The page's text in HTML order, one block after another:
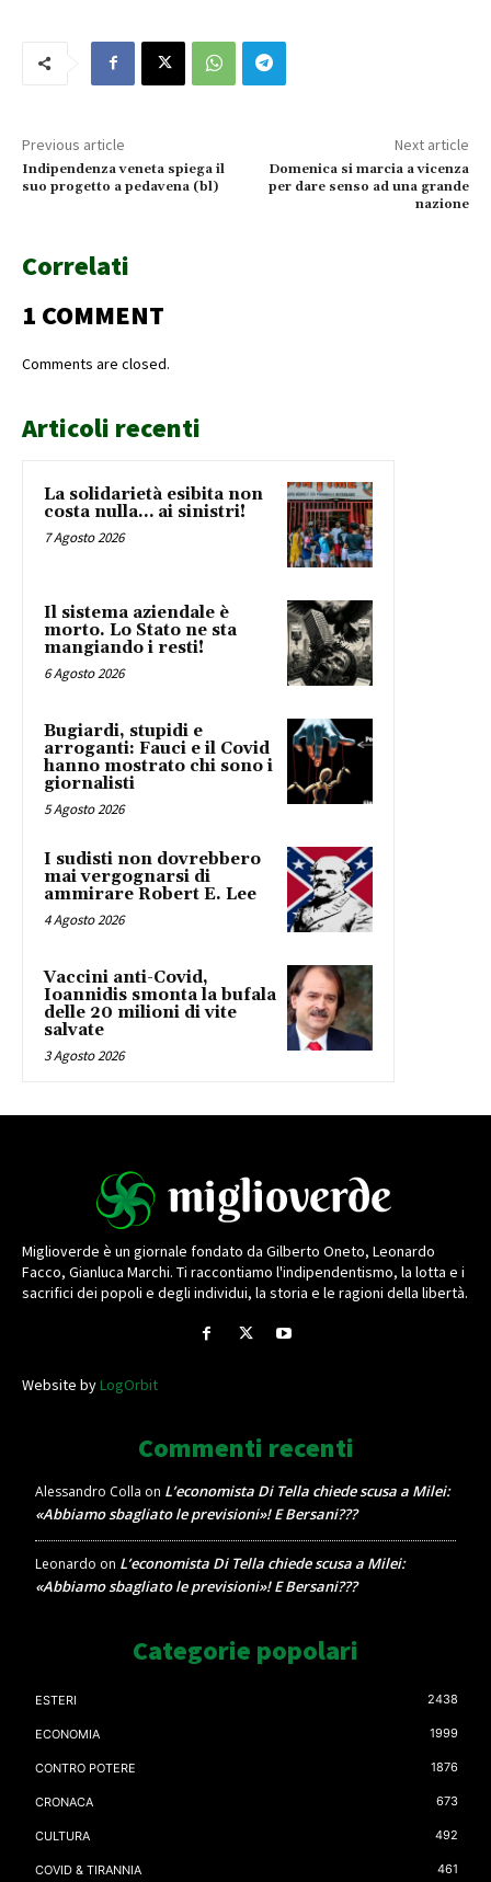
Previous article
Indipendenza veneta spiega il
suo progetto a pedavena (bl)
Next article
Domenica si marcia a vicenza
per dare senso ad una grande
nazione
Correlati
1 COMMENT
Comments are closed.
Articoli recenti
La solidarietà esibita non
costa nulla… ai sinistri!
7 Agosto 2026
Il sistema aziendale è
morto. Lo Stato ne sta
mangiando i resti!
6 Agosto 2026
Bugiardi, stupidi e
arroganti: Fauci e il Covid
hanno mostrato chi sono i
giornalisti
5 Agosto 2026
I sudisti non dovrebbero
mai vergognarsi di
ammirare Robert E. Lee
4 Agosto 2026
Vaccini anti-Covid,
Ioannidis smonta la bufala
delle 20 milioni di vite
salvate
3 Agosto 2026
Miglioverde è un giornale fondato da Gilberto Oneto, Leonardo
Facco, Gianluca Marchi. Ti raccontiamo l'indipendentismo, la lotta e i
sacrifici dei popoli e degli individui, la storia e le ragioni della libertà.
Website byLogOrbit
Commenti recenti
Alessandro Colla on L’economista Di Tella chiede scusa a Milei:
«Abbiamo sbagliato le previsioni»! E Bersani???
Leonardo on L’economista Di Tella chiede scusa a Milei:
«Abbiamo sbagliato le previsioni»! E Bersani???
Categorie popolari
ESTERI 2438
ECONOMIA 1999
CONTRO POTERE 1876
CRONACA 673
CULTURA 492
COVID & TIRANNIA 461